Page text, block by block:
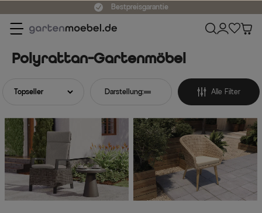
Bestpreisgarantie
Polyrattan-Gartenmöbel
Darstellung: Alle Filter